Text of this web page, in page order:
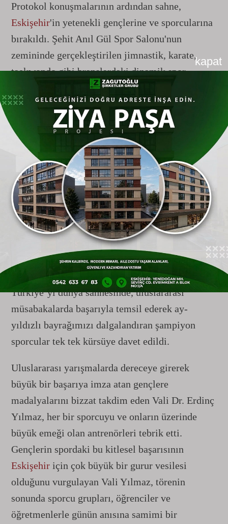
kapat
Protokol konuşmalarının ardından sahne,
Eskişehir'in yetenekli gençlerine ve sporcularına
bırakıldı. Şehit Anıl Gül Spor Salonu'nun
zemininde gerçekleştirilen jimnastik, karate,
taekwondo gibi branşlardaki dinamik spor
gösterileri izleyicilerin nefesini kesti.
Hemen ardından Türkiye'nin farklı yörelerine ait
ezgileri ve motifleri sahneye taşıyan halk
oyunları ekipleri, estetik figürleriyle salonu
dolduran binlerce vatandaşa tam bir görsel şölen
sundu. Gençlerin senkronize hareketleri ve
bayram neşesi tribünlerden büyük destek gördü.
Şampiyonların Madalya Gururu
Görsel şölenin ardından tören,
göğsünü kabartan uluslararası başarıların
ödüllendirilmesiyle devam etti.Eskişehir’i ve
Türkiye’yi dünya sahnesinde, uluslararası
müsabakalarda başarıyla temsil ederek ay-
yıldızlı bayrağımızı dalgalandıran şampiyon
sporcular tek tek kürsüye davet edildi.
Uluslararası yarışmalarda dereceye girerek
büyük bir başarıya imza atan gençlere
madalyalarını bizzat takdim eden Vali Dr. Erdinç
Yılmaz, her bir sporcuyu ve onların üzerinde
büyük emeği olan antrenörleri tebrik etti.
Gençlerin spordaki bu kitlesel başarısının
Eskişehir için çok büyük bir gurur vesilesi
olduğunu vurgulayan Vali Yılmaz, törenin
sonunda sporcu grupları, öğrenciler ve
öğretmenlerle günün anısına samimi bir